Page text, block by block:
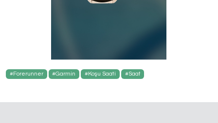
#Forerunner #Garmin #Koşu Saati #Saat